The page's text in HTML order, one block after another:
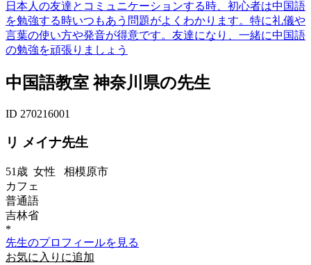
日本人の友達とコミュニケーションする時、初心者は中国語
を勉強する時いつもあう問題がよくわかります。特に礼儀や
言葉の使い方や発音が得意です。友達になり、一緒に中国語
の勉強を頑張りましょう
中国語教室 神奈川県の先生
ID 270216001
リ メイナ先生
51歳 女性 相模原市
カフェ
普通語
吉林省
*
先生のプロフィールを見る
お気に入りに追加